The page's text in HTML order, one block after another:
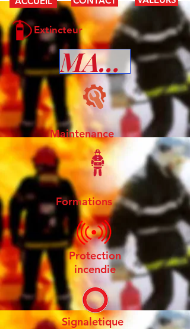
Extincteur
MAUS
Maintenance
Formations
Protection
incendie
Signaletique